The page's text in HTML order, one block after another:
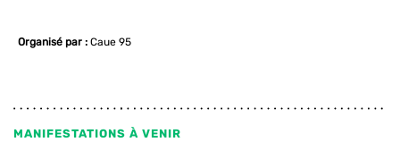
Organisé par : Caue 95
MANIFESTATIONS À VENIR